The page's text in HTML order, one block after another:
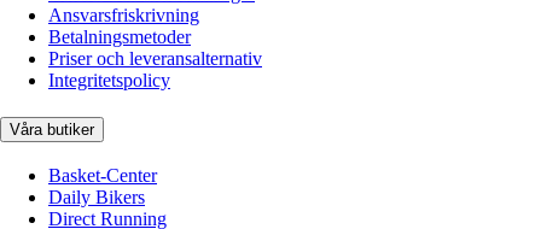
Ansvarsfriskrivning
Betalningsmetoder
Priser och leveransalternativ
Integritetspolicy
Våra butiker
Basket-Center
Daily Bikers
Direct Running